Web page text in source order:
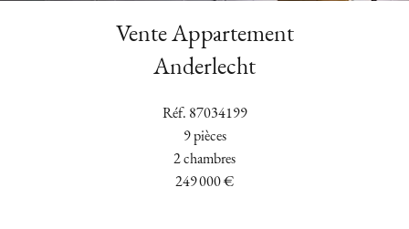
Vente Appartement
Anderlecht
Réf. 87034199
9 pièces
2 chambres
249 000 €